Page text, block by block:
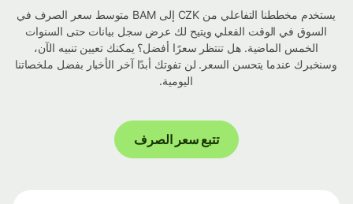
يستخدم مخططنا التفاعلي من CZK إلى BAM متوسط ​​سعر الصرف في
السوق في الوقت الفعلي ويتيح لك عرض سجل بيانات حتى السنوات
الخمس الماضية. هل تنتظر سعرًا أفضل؟ يمكنك تعيين تنبيه الآن،
وسنخبرك عندما يتحسن السعر. لن تفوتك أبدًا آخر الأخبار بفضل ملخصاتنا
اليومية.
تتبع سعر الصرف